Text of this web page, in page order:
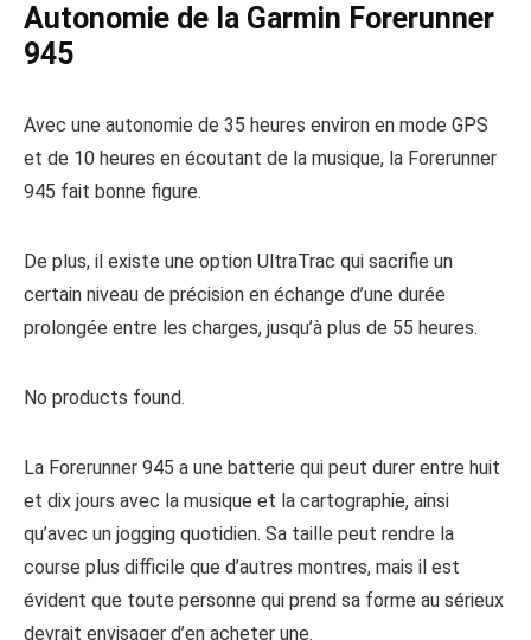
Autonomie de la Garmin Forerunner
945
Avec une autonomie de 35 heures environ en mode GPS
et de 10 heures en écoutant de la musique, la Forerunner
945 fait bonne figure.
De plus, il existe une option UltraTrac qui sacrifie un
certain niveau de précision en échange d’une durée
prolongée entre les charges, jusqu’à plus de 55 heures.
No products found.
La Forerunner 945 a une batterie qui peut durer entre huit
et dix jours avec la musique et la cartographie, ainsi
qu’avec un jogging quotidien. Sa taille peut rendre la
course plus difficile que d’autres montres, mais il est
évident que toute personne qui prend sa forme au sérieux
devrait envisager d’en acheter une.